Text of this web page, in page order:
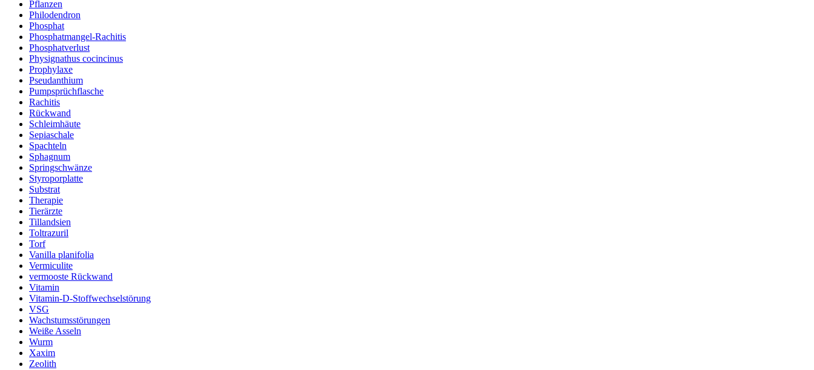
Pflanzen
Philodendron
Phosphat
Phosphatmangel-Rachitis
Phosphatverlust
Physignathus cocincinus
Prophylaxe
Pseudanthium
Pumpsprüchflasche
Rachitis
Rückwand
Schleimhäute
Sepiaschale
Spachteln
Sphagnum
Springschwänze
Styroporplatte
Substrat
Therapie
Tierärzte
Tillandsien
Toltrazuril
Torf
Vanilla planifolia
Vermiculite
vermooste Rückwand
Vitamin
Vitamin-D-Stoffwechselstörung
VSG
Wachstumsstörungen
Weiße Asseln
Wurm
Xaxim
Zeolith